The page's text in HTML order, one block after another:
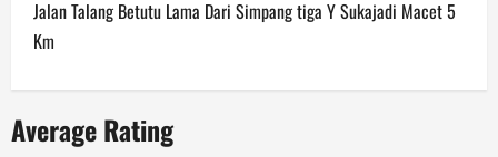
n
a
v
Jalan Talang Betutu Lama Dari Simpang tiga Y Sukajadi Macet 5
Km
Average Rating